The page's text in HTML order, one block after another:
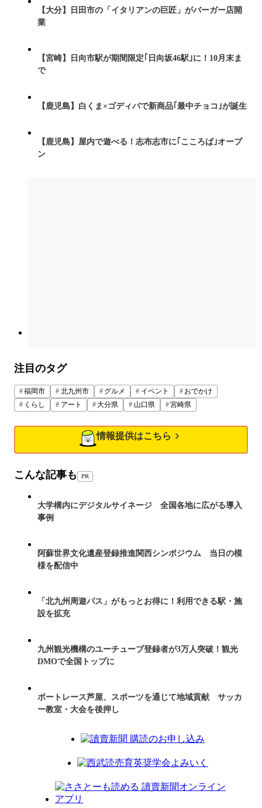
【大分】日田市の「イタリアンの巨匠」がバーガー店開
業
【宮崎】日向市駅が期間限定｢日向坂46駅｣に！10月末ま
で
【鹿児島】白くま×ゴディバで新商品｢最中チョコ｣が誕生
【鹿児島】屋内で遊べる！志布志市に｢こころば｣オープ
ン
注目のタグ
福岡市 北九州市 グルメ イベント
おでかけ
くらし
アート 大分県 山口県 宮崎県
情報提供はこちら
こんな記事も PR
大学構内にデジタルサイネージ 全国各地に広がる導入
事例
阿蘇世界文化遺産登録推進関西シンポジウム 当日の模
様を配信中
「北九州周遊パス」がもっとお得に！利用できる駅・施
設を拡充
九州観光機構のユーチューブ登録者が3万人突破！観光
DMOで全国トップに
ボートレース芦屋、スポーツを通じて地域貢献 サッカ
ー教室・大会を後押し